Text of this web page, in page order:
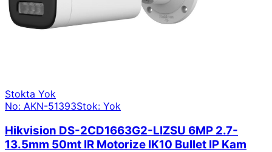
Stokta Yok
No: AKN-51393Stok: Yok
Hikvision DS-2CD1663G2-LIZSU 6MP 2.7-
13.5mm 50mt IR Motorize IK10 Bullet IP Kam